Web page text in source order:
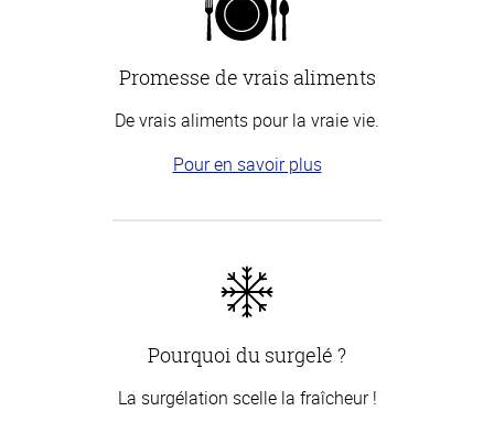
Promesse de vrais aliments
De vrais aliments pour la vraie vie.
Pour en savoir plus
Pourquoi du surgelé ?
La surgélation scelle la fraîcheur !